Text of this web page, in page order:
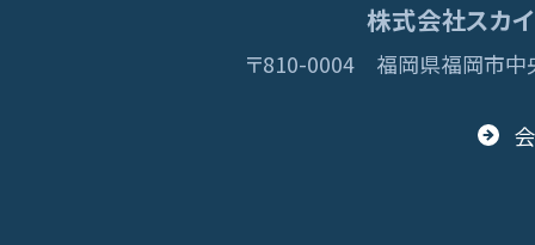
株式会社スカ
〒810-0004 福岡県福岡市